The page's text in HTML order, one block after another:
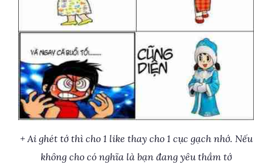
+ Ai ghét tớ thì cho 1 like thay cho 1 cục gạch nhớ. Nếu
không cho có nghĩa là bạn đang yêu thầm tớ